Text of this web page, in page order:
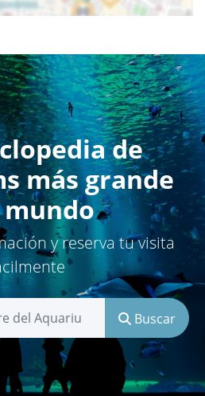
de
más grande
y reserva tu visita
Buscar